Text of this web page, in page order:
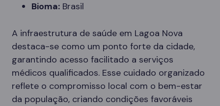
Bioma: Brasil
A infraestrutura de saúde em Lagoa Nova
destaca-se como um ponto forte da cidade,
garantindo acesso facilitado a serviços
médicos qualificados. Esse cuidado organizado
reflete o compromisso local com o bem-estar
da população, criando condições favoráveis